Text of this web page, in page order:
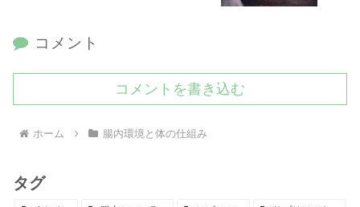
コメント
コメントを書き込む
ホーム 腸内環境と体の仕組み
タグ